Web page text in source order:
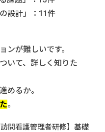
設計」：11件
ンが難しいです。
いて、詳しく知りた
めるか。
。
訪問看護管理者研修】基礎